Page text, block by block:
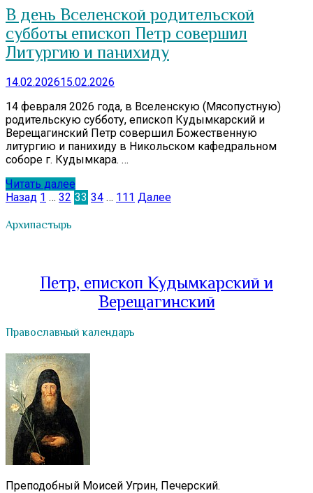
В день Вселенской родительской
субботы епископ Петр совершил
Литургию и панихиду
14.02.202615.02.2026
14 февраля 2026 года, в Вселенскую (Мясопустную)
родительскую субботу, епископ Кудымкарский и
Верещагинский Петр совершил Божественную
литургию и панихиду в Никольском кафедральном
соборе г. Кудымкара. …
Читать далее
Пагинация
записей
Назад 1 … 32 33 34 … 111 Далее
Архипастырь
Петр, епископ Кудымкарский и
Верещагинский
Православный календарь
Преподобный Моисей Угрин, Печерский.